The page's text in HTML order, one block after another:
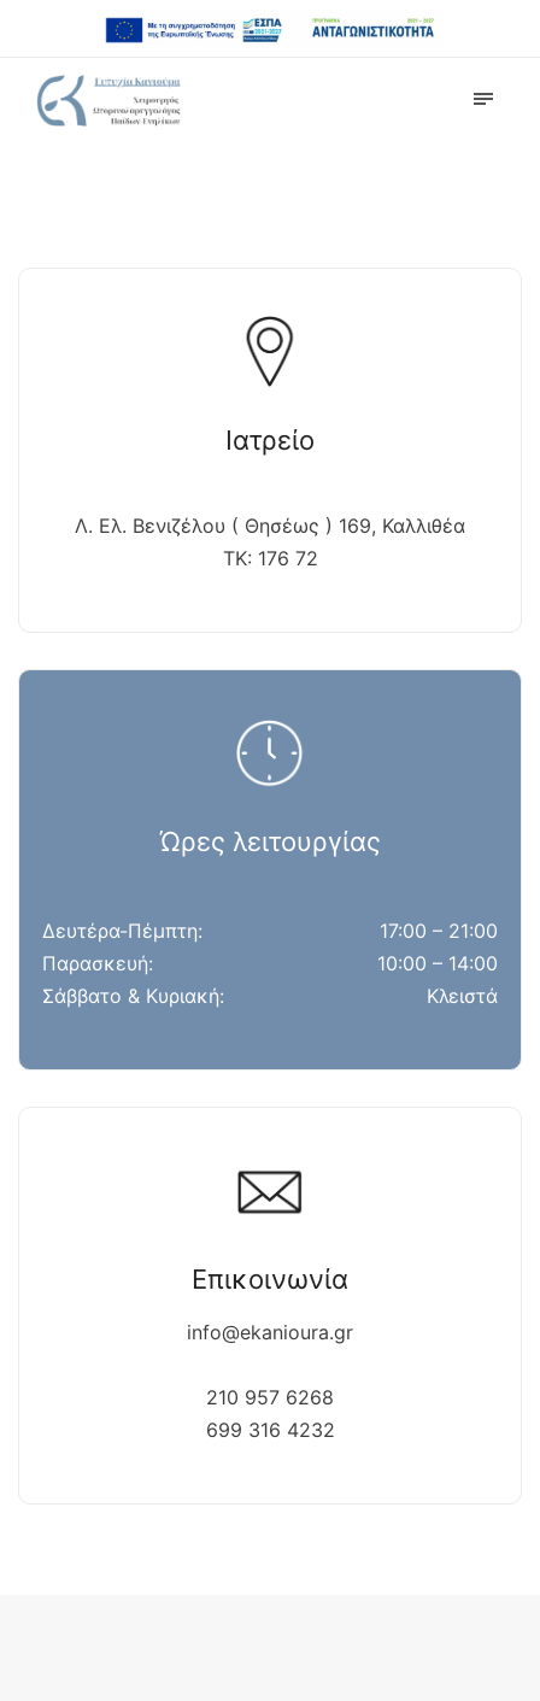
Ιατρείο
Λ. Ελ. Βενιζέλου ( Θησέως ) 169, Καλλιθέα
ΤΚ: 176 72
Ώρες λειτουργίας
Δευτέρα-Πέμπτη:
17:00 – 21:00
Παρασκευή:
10:00 – 14:00
Σάββατο & Κυριακή:
Κλειστά
Επικοινωνία
info@ekanioura.gr
210 957 6268
699 316 4232